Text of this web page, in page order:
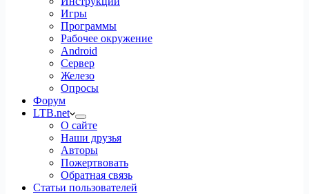
Игры
Программы
Рабочее окружение
Android
Сервер
Железо
Опросы
Форум
LTB.net
О сайте
Наши друзья
Авторы
Пожертвовать
Обратная связь
Статьи пользователей